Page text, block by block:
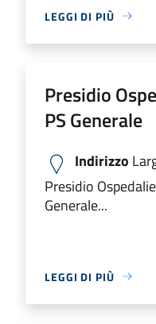
LEGGI DI PIÙ
Presidio
PS Generale
Indirizzo
Presidio
Generale...
LEGGI DI PIÙ